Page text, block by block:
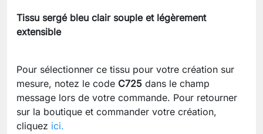
Tissu sergé bleu clair souple et légèrement
extensible
Pour sélectionner ce tissu pour votre création sur
mesure, notez le code C725 dans le champ
message lors de votre commande. Pour retourner
sur la boutique et commander votre création,
cliquez ici.